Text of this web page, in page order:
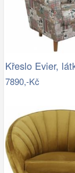
7890,-Kč